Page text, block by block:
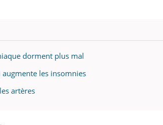
dorment plus mal
les insomnies
artères